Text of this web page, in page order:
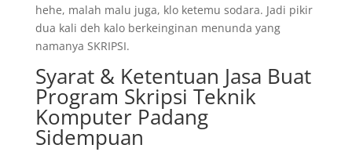
hehe, malah malu juga, klo ketemu sodara. Jadi pikir
dua kali deh kalo berkeinginan menunda yang
namanya SKRIPSI.
Syarat & Ketentuan Jasa Buat
Program Skripsi Teknik
Komputer Padang
Sidempuan